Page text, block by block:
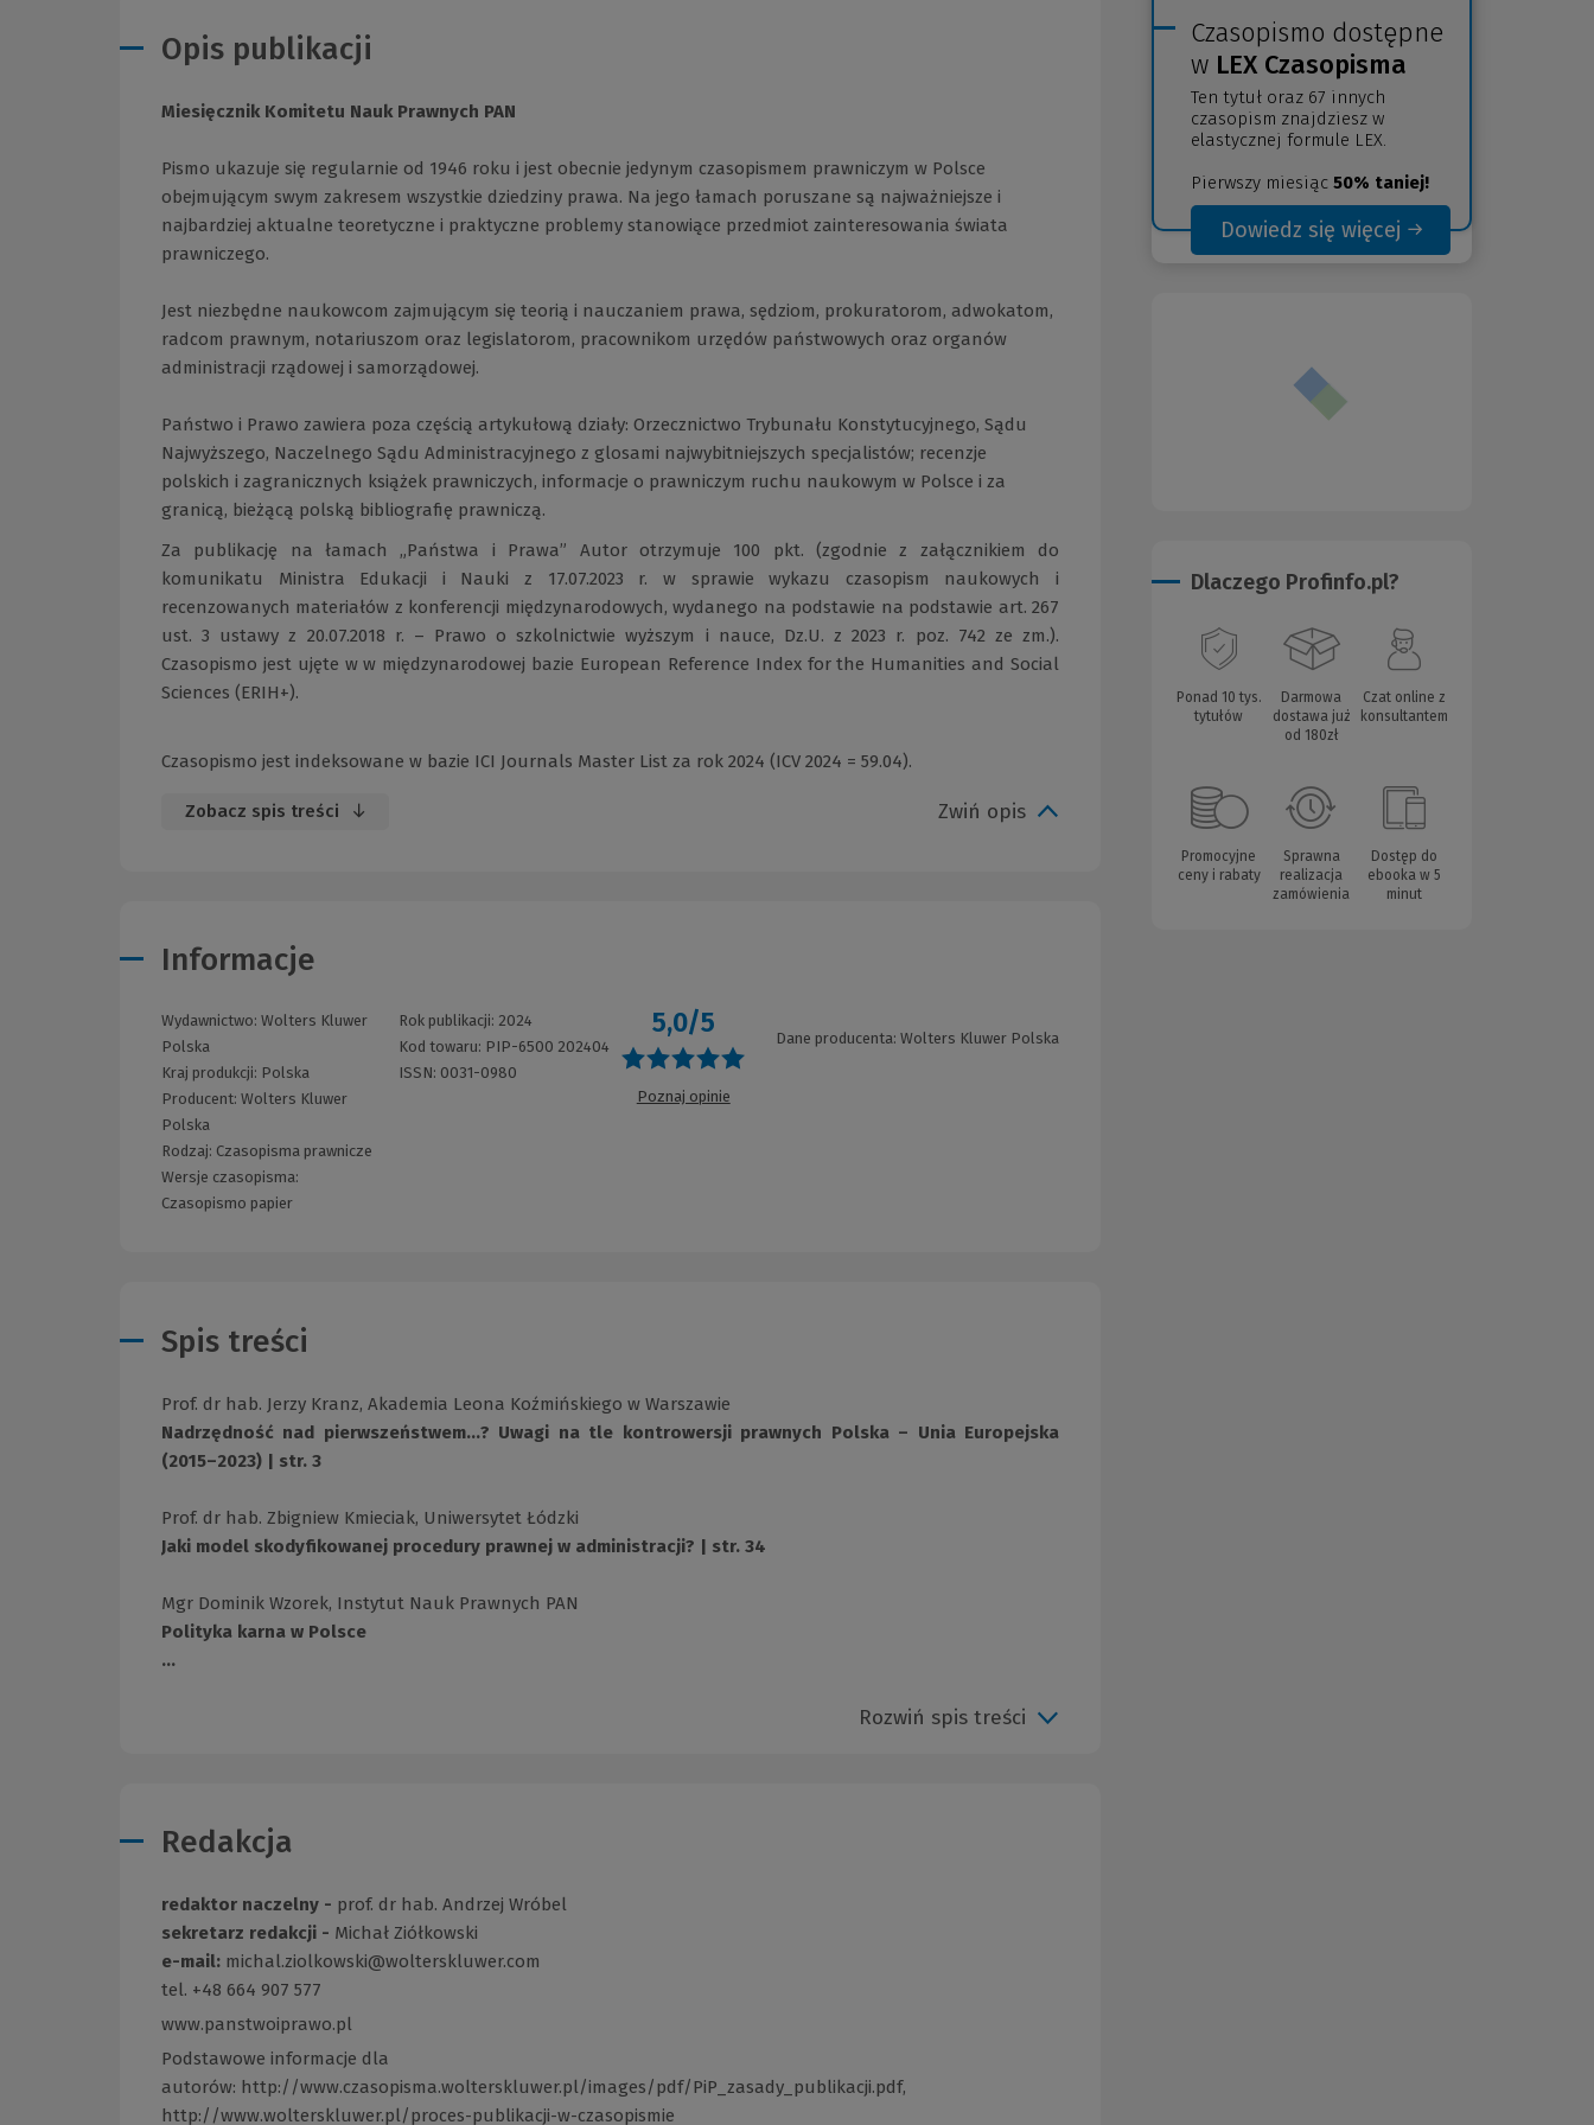
Opis publikacji
Miesięcznik Komitetu Nauk Prawnych PAN
Pismo ukazuje się regularnie od 1946 roku i jest obecnie jedynym czasopismem prawniczym w Polsce
obejmującym swym zakresem wszystkie dziedziny prawa. Na jego łamach poruszane są najważniejsze i
najbardziej aktualne teoretyczne i praktyczne problemy stanowiące przedmiot zainteresowania świata
prawniczego.
Jest niezbędne naukowcom zajmującym się teorią i nauczaniem prawa, sędziom, prokuratorom, adwokatom,
radcom prawnym, notariuszom oraz legislatorom, pracownikom urzędów państwowych oraz organów
administracji rządowej i samorządowej.
Państwo i Prawo zawiera poza częścią artykułową działy: Orzecznictwo Trybunału Konstytucyjnego, Sądu
Najwyższego, Naczelnego Sądu Administracyjnego z glosami najwybitniejszych specjalistów; recenzje
polskich i zagranicznych książek prawniczych, informacje o prawniczym ruchu naukowym w Polsce i za
granicą, bieżącą polską bibliografię prawniczą.
Za publikację na łamach „Państwa i Prawa” Autor otrzymuje 100 pkt. (zgodnie z załącznikiem do
komunikatu Ministra Edukacji i Nauki z 17.07.2023 r. w sprawie wykazu czasopism naukowych i
recenzowanych materiałów z konferencji międzynarodowych, wydanego na podstawie na podstawie art. 267
ust. 3 ustawy z 20.07.2018 r. – Prawo o szkolnictwie wyższym i nauce, Dz.U. z 2023 r. poz. 742 ze zm.).
Czasopismo jest ujęte w w międzynarodowej bazie European Reference Index for the Humanities and Social
Sciences (ERIH+).
Czasopismo jest indeksowane w bazie ICI Journals Master List za rok 2024 (ICV 2024 = 59.04).
Zobacz spis treści Zwiń opis
Informacje
Wydawnictwo: Wolters Kluwer
Polska
Kraj produkcji: Polska
Producent: Wolters Kluwer
Polska
Rodzaj: Czasopisma prawnicze
Wersje czasopisma:
Czasopismo papier
Rok publikacji: 2024
Kod towaru: PIP-6500 202404
ISSN: 0031-0980
5,0/5
Poznaj opinie
Dane producenta: Wolters Kluwer Polska
Spis treści
Prof. dr hab. Jerzy Kranz, Akademia Leona Koźmińskiego w Warszawie
Nadrzędność nad pierwszeństwem...? Uwagi na tle kontrowersji prawnych Polska – Unia Europejska
(2015–2023) | str. 3
Prof. dr hab. Zbigniew Kmieciak, Uniwersytet Łódzki
Jaki model skodyfikowanej procedury prawnej w administracji? | str. 34
Mgr Dominik Wzorek, Instytut Nauk Prawnych PAN
Polityka karna w Polsce
...
Rozwiń spis treści
Redakcja
redaktor naczelny - prof. dr hab. Andrzej Wróbel
sekretarz redakcji - Michał Ziółkowski
e-mail: michal.ziolkowski@wolterskluwer.com
tel. +48 664 907 577
www.panstwoiprawo.pl
do
innej
strony)
Podstawowe informacje dla
autorów: http://www.czasopisma.wolterskluwer.pl/images/pdf/PiP_zasady_publikacji.pdf(Link
,
http://www.wolterskluwer.pl/proces-publikacji-w-czasopismie
Czasopismo dostępne
w LEX Czasopisma
Ten tytuł oraz 67 innych
czasopism znajdziesz w
elastycznej formule LEX.
Pierwszy miesiąc 50% taniej!
Dowiedz się więcej
(Nowe
(Link
Dlaczego Profinfo.pl?
Ponad 10 tys.
tytułów
Darmowa
dostawa już
od 180zł
Czat online z
konsultantem
Promocyjne
ceny i rabaty
Sprawna
realizacja
zamówienia
Dostęp do
ebooka w 5
minut